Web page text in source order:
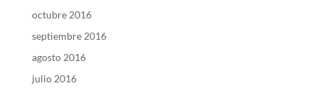
octubre 2016
septiembre 2016
agosto 2016
julio 2016